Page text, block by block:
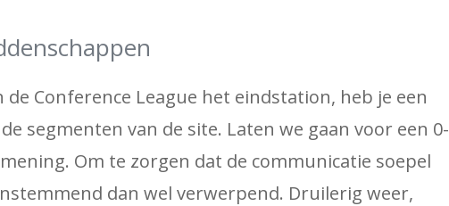
Conference League het eindstation, heb je een
segmenten van de site. Laten we gaan voor een 0-
Om te zorgen dat de communicatie soepel
dan wel verwerpend. Druilerig weer,